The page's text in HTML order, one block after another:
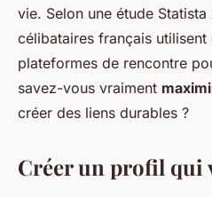
Wassim•15 novembre 2025•5
vie. Selon une étude
célibataires français utilisent
plateformes de rencontre
savez-vous vraiment
créer des liens durables ?
Créer un profil qui